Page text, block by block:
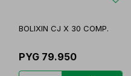
BOLIXIN CJ X 30 COMP.
PYG 79.950